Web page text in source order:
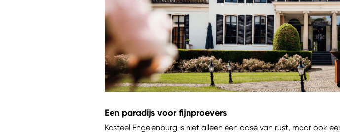
Een paradijs voor fijnproevers
Kasteel Engelenburg is niet alleen een oase van rust, maar ook